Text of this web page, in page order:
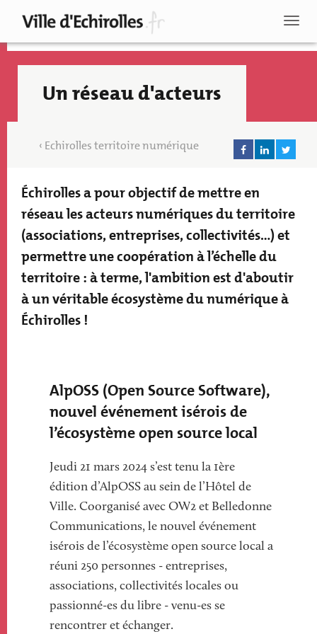
principal
Recherche
Un réseau d'acteurs
Echirolles territoire numérique
Texte
accroche
Échirolles a pour objectif de mettre en
réseau les acteurs numériques du territoire
(associations, entreprises, collectivités…) et
permettre une coopération à l’échelle du
territoire : à terme, l'ambition est d'aboutir
à un véritable écosystème du numérique à
Échirolles !
AlpOSS (Open Source Software),
nouvel événement isérois de
l’écosystème open source local
Jeudi 21 mars 2024 s’est tenu la 1ère
édition d’AlpOSS au sein de l’Hôtel de
Ville. Coorganisé avec OW2 et Belledonne
Communications, le nouvel événement
isérois de l’écosystème open source local a
réuni 250 personnes - entreprises,
associations, collectivités locales ou
passionné-es du libre - venu-es se
rencontrer et échanger.